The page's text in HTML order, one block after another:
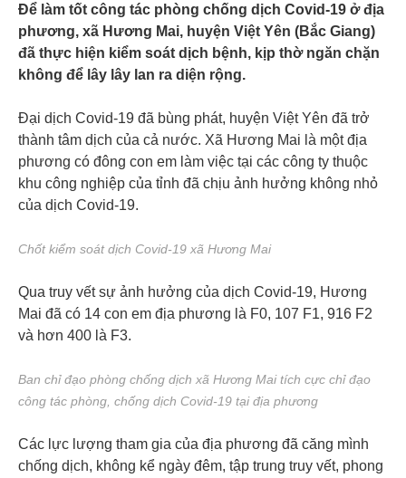
Để làm tốt công tác phòng chống dịch Covid-19 ở địa
phương, xã Hương Mai, huyện Việt Yên (Bắc Giang)
đã thực hiện kiểm soát dịch bệnh, kịp thờ ngăn chặn
không để lây lây lan ra diện rộng.
Đại dịch Covid-19 đã bùng phát, huyện Việt Yên đã trở
thành tâm dịch của cả nước. Xã Hương Mai là một địa
phương có đông con em làm việc tại các công ty thuộc
khu công nghiệp của tỉnh đã chịu ảnh hưởng không nhỏ
của dịch Covid-19.
Chốt kiểm soát dịch Covid-19 xã Hương Mai
Qua truy vết sự ảnh hưởng của dịch Covid-19, Hương
Mai đã có 14 con em địa phương là F0, 107 F1, 916 F2
và hơn 400 là F3.
Ban chỉ đạo phòng chống dịch xã Hương Mai tích cực chỉ đạo
công tác phòng, chống dịch Covid-19 tại địa phương
Các lực lượng tham gia của địa phương đã căng mình
chống dịch, không kể ngày đêm, tập trung truy vết, phong